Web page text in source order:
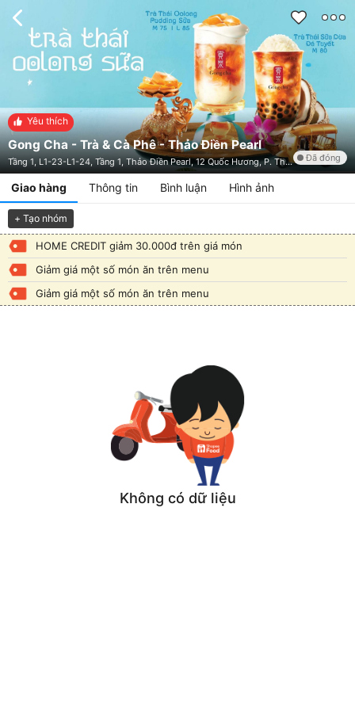
Yêu thích
Gong Cha - Trà & Cà Phê - Thảo Điền Pearl
Tầng 1, L1-23-L1-24, Tầng 1, Thảo Điền Pearl, 12 Quốc Hương, P. Thảo Điền, Thành Phố Thủ Đức, TP. HCM Đã đóng
Giao hàng Thông tin Bình luận Hình ảnh
+ Tạo nhóm
HOME CREDIT giảm 30.000đ trên giá món
Giảm giá một số món ăn trên menu
Giảm giá một số món ăn trên menu
Không có dữ liệu